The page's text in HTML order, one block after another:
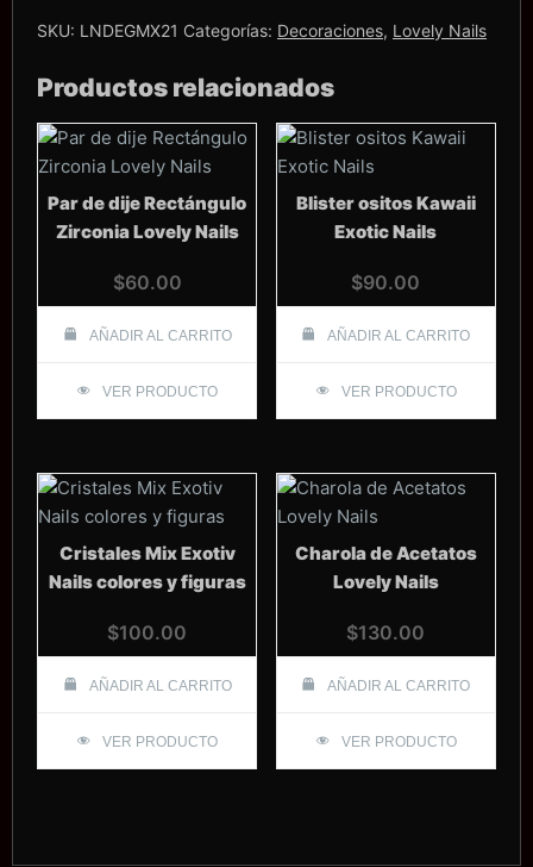
#21
SKU: LNDEGMX21 Categorías: Decoraciones, Lovely Nails
Productos relacionados
Par de dije Rectángulo
Zirconia Lovely Nails
$60.00
AÑADIR AL CARRITO
VER PRODUCTO
Blister ositos Kawaii
Exotic Nails
$90.00
AÑADIR AL CARRITO
VER PRODUCTO
Cristales Mix Exotiv
Nails colores y figuras
$100.00
AÑADIR AL CARRITO
VER PRODUCTO
Charola de Acetatos
Lovely Nails
$130.00
AÑADIR AL CARRITO
VER PRODUCTO